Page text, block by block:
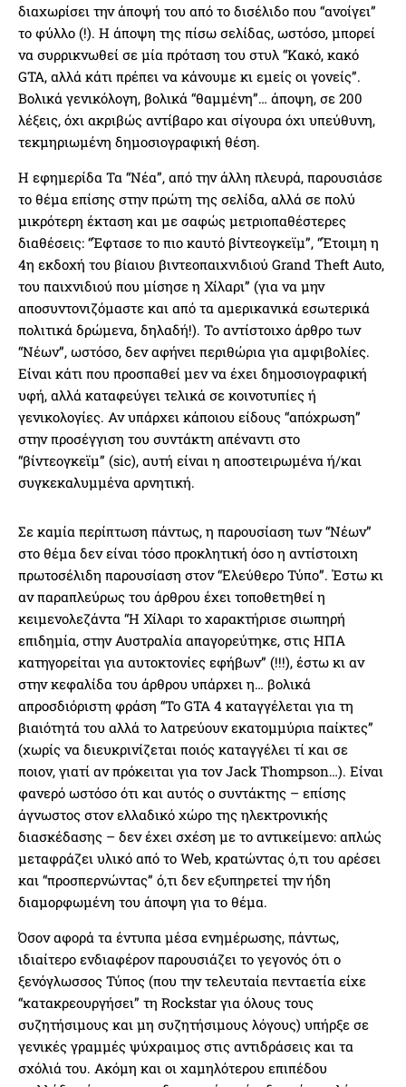
διαχωρίσει την άποψή του από το δισέλιδο που “ανοίγει”
το φύλλο (!). Η άποψη της πίσω σελίδας, ωστόσο, μπορεί
να συρρικνωθεί σε μία πρόταση του στυλ “Κακό, κακό
GTA, αλλά κάτι πρέπει να κάνουμε κι εμείς οι γονείς”.
Βολικά γενικόλογη, βολικά “θαμμένη”… άποψη, σε 200
λέξεις, όχι ακριβώς αντίβαρο και σίγουρα όχι υπεύθυνη,
τεκμηριωμένη δημοσιογραφική θέση.
Η εφημερίδα Τα “Νέα”, από την άλλη πλευρά, παρουσιάσε
το θέμα επίσης στην πρώτη της σελίδα, αλλά σε πολύ
μικρότερη έκταση και με σαφώς μετριοπαθέστερες
διαθέσεις: “Έφτασε το πιο καυτό βίντεογκεϊμ”, “Έτοιμη η
4η εκδοχή του βίαιου βιντεοπαιχνιδιού Grand Theft Auto,
του παιχνιδιού που μίσησε η Χίλαρι” (για να μην
αποσυντονιζόμαστε και από τα αμερικανικά εσωτερικά
πολιτικά δρώμενα, δηλαδή!). Το αντίστοιχο άρθρο των
“Νέων”, ωστόσο, δεν αφήνει περιθώρια για αμφιβολίες.
Είναι κάτι που προσπαθεί μεν να έχει δημοσιογραφική
υφή, αλλά καταφεύγει τελικά σε κοινοτυπίες ή
γενικολογίες. Αν υπάρχει κάποιου είδους “απόχρωση”
στην προσέγγιση του συντάκτη απέναντι στο
“βίντεογκεϊμ” (sic), αυτή είναι η αποστειρωμένα ή/και
συγκεκαλυμμένα αρνητική.
Σε καμία περίπτωση πάντως, η παρουσίαση των “Νέων”
στο θέμα δεν είναι τόσο προκλητική όσο η αντίστοιχη
πρωτοσέλιδη παρουσίαση στον “Ελεύθερο Τύπο”. Έστω κι
αν παραπλεύρως του άρθρου έχει τοποθετηθεί η
κειμενολεζάντα “Η Χίλαρι το χαρακτήρισε σιωπηρή
επιδημία, στην Αυστραλία απαγορεύτηκε, στις ΗΠΑ
κατηγορείται για αυτοκτονίες εφήβων” (!!!), έστω κι αν
στην κεφαλίδα του άρθρου υπάρχει η… βολικά
απροσδιόριστη φράση “To GTA 4 καταγγέλεται για τη
βιαιότητά του αλλά το λατρεύουν εκατομμύρια παίκτες”
(χωρίς να διευκρινίζεται ποιός καταγγέλει τί και σε
ποιον, γιατί αν πρόκειται για τον Jack Thompson…). Είναι
φανερό ωστόσο ότι και αυτός ο συντάκτης – επίσης
άγνωστος στον ελλαδικό χώρο της ηλεκτρονικής
διασκέδασης – δεν έχει σχέση με το αντικείμενο: απλώς
μεταφράζει υλικό από το Web, κρατώντας ό,τι του αρέσει
και “προσπερνώντας” ό,τι δεν εξυπηρετεί την ήδη
διαμορφωμένη του άποψη για το θέμα.
Όσον αφορά τα έντυπα μέσα ενημέρωσης, πάντως,
ιδιαίτερο ενδιαφέρον παρουσιάζει το γεγονός ότι ο
ξενόγλωσσος Τύπος (που την τελευταία πενταετία είχε
“κατακρεουργήσει” τη Rockstar για όλους τους
συζητήσιμους και μη συζητήσιμους λόγους) υπήρξε σε
γενικές γραμμές ψύχραιμος στις αντιδράσεις και τα
σχόλιά του. Ακόμη και οι χαμηλότερου επιπέδου